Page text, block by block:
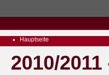
Hauptseite
2010/